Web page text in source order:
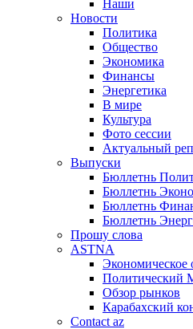
Наши
Новости
Политика
Общество
Экономика
Финансы
Энергетика
В мире
Культура
Фото сессии
Актуальный
Выпуски
Бюллетнь
Бюллетнь
Бюллетнь
Бюллетнь
Прошу слова
ASTNA
Экономическое
Политический
Обзор рынков
Карабахский
Contact az